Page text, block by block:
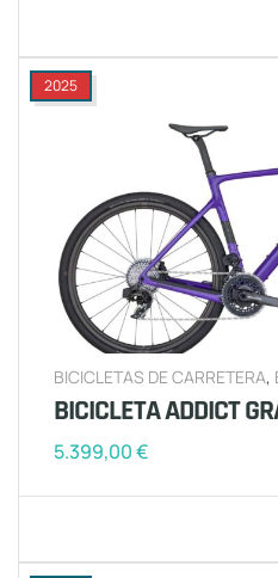
2025
BICICLETAS DE CARRETERA,
BICICLETA ADDICT
5.399,00€